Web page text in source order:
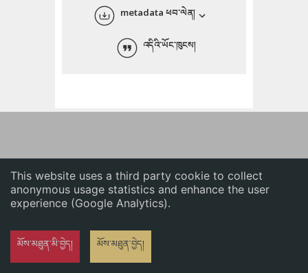
This website uses a third party cookie to collect
anonymous usage statistics and enhance the user
experience (Google Analytics).
མོས་མཐུན་མི་བྱེད། མོས་མཐུན་བྱེད།
ភាសាខ្មែរ
metadata ཕབ་ལེན།
འདིའི་ཡོང་ཁུངས།